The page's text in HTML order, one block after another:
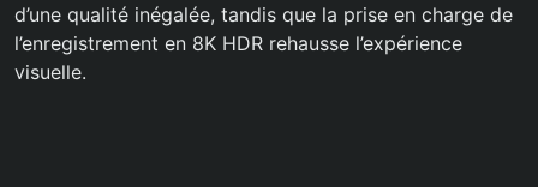
d’une qualité inégalée, tandis que la prise en charge de
l’enregistrement en 8K HDR rehausse l’expérience
visuelle.